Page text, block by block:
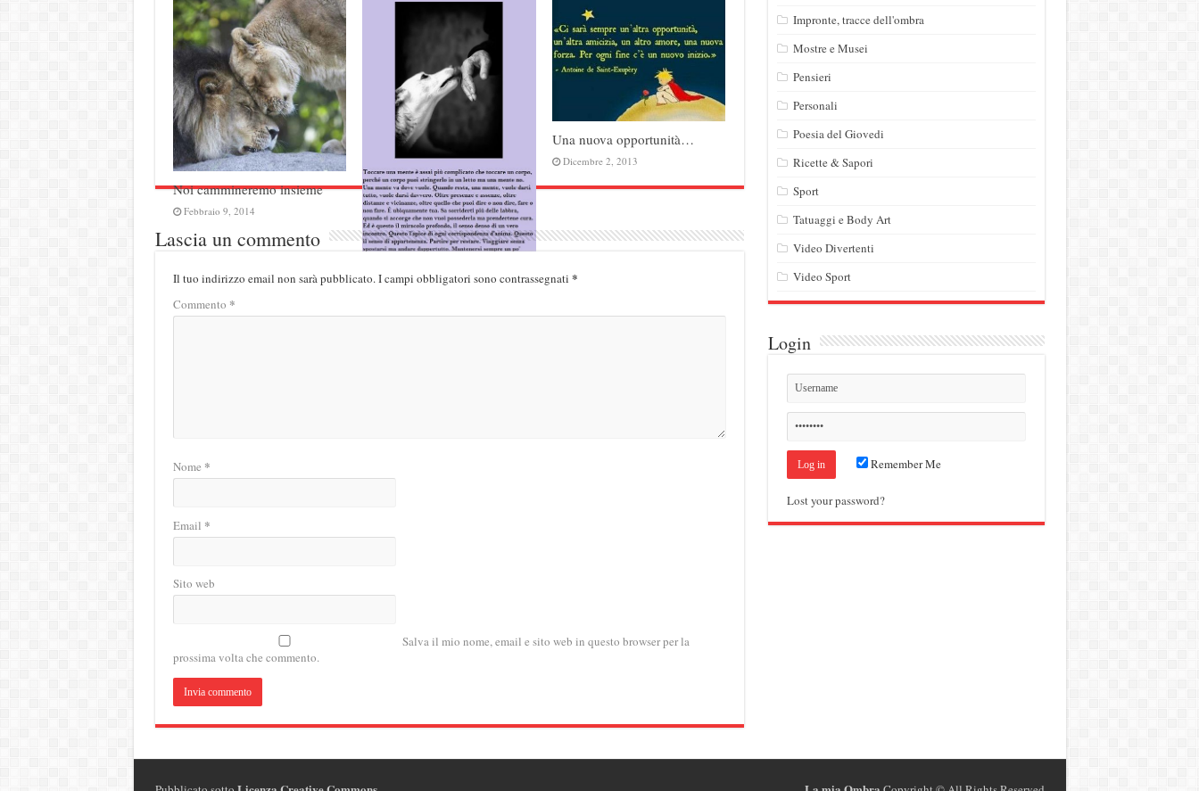
Aforisma la bacchetta magica
del cuore
Luglio 28, 2015
La propria consapevolezza…
Febbraio 13, 2014
Noi cammineremo insieme
Febbraio 9, 2014
Una nuova opportunità…
Dicembre 2, 2013
Lascia un commento
Il tuo indirizzo email non sarà pubblicato.I campi obbligatori sono contrassegnati *
Commento *
Nome *
Email *
Sito web
Salva il mio nome, email e sito web in questo browser per la
prossima volta che commento.
Impronte, tracce dell'ombra
Mostre e Musei
Pensieri
Personali
Poesia del Giovedi
Ricette & Sapori
Sport
Tatuaggi e Body Art
Video Divertenti
Video Sport
Login
Remember Me
Lost your password?